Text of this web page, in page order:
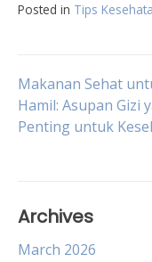
Posted in Tips
Post
Makanan Sehat
Hamil: Asupan Gizi
Penting untuk
Archives
March 2026